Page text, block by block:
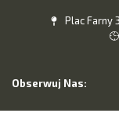
Plac Farny
Obserwuj Nas: